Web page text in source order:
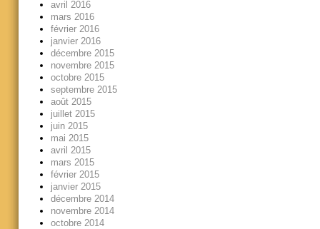
avril 2016
mars 2016
février 2016
janvier 2016
décembre 2015
novembre 2015
octobre 2015
septembre 2015
août 2015
juillet 2015
juin 2015
mai 2015
avril 2015
mars 2015
février 2015
janvier 2015
décembre 2014
novembre 2014
octobre 2014